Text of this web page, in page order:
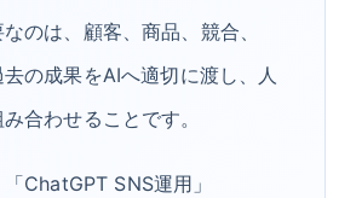
のは、顧客、商品、競合、
の成果をAIへ適切に渡し、人
合わせることです。
ChatGPT SNS運用」